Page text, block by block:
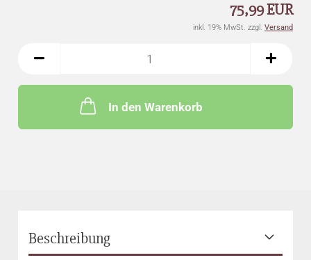
75,99 EUR
inkl. 19% MwSt. zzgl. Versand
In den Warenkorb
Beschreibung